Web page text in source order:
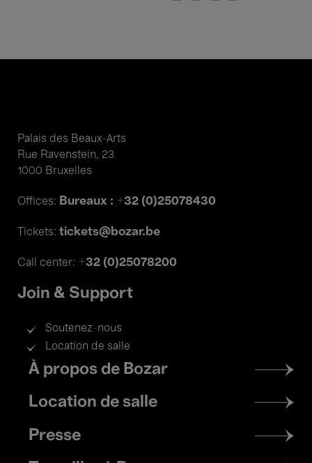
Palais des Beaux-Arts
Rue Ravenstein, 23
1000 Bruxelles
Offices: Bureaux : +32 (0)25078430
Tickets: tickets@bozar.be
Call center: +32 (0)25078200
Join & Support
Soutenez-nous
Location de salle
Footer
menu
À propos de Bozar
Location de salle
Presse